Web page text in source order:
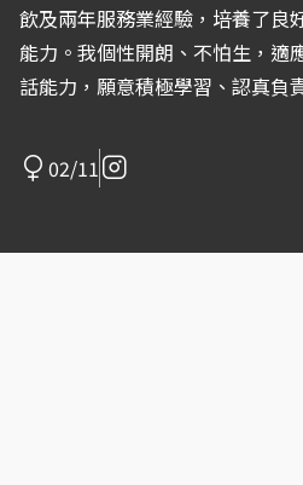
飲及兩年服務業經驗，培養了良
能力。我個性開朗、不怕生，適
話能力，願意積極學習、認真負
02/11